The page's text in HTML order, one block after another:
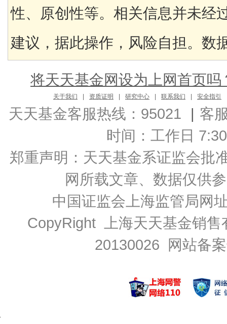
性、原创性等。相关信息并未经
建议，据此操作，风险自担。数
将天天基金网设为上网首页吗
关于我们 资质证明 研究中心 联系我们 安全指引
天天基金客服热线：95021 | 客
时间：工作日
郑重声明： 天天基金系证监会批
网所载文章、数据仅供
中国证监会上海监管局网
CopyRight 上海天天基金销
20130026 网站备